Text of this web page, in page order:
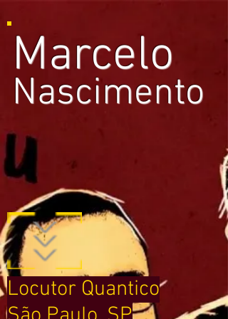
Marcelo
Nascimento
Locutor Quantico